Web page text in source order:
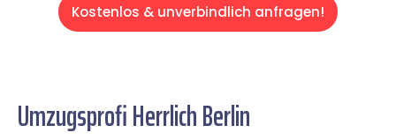
Kostenlos & unverbindlich anfragen!
Umzugsprofi Herrlich Berlin